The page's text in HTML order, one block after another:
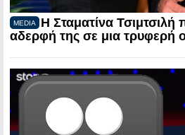
MEDIA
Η Σταματίνα Τσιμτσιλή
αδερφή της σε μια τρυφερή